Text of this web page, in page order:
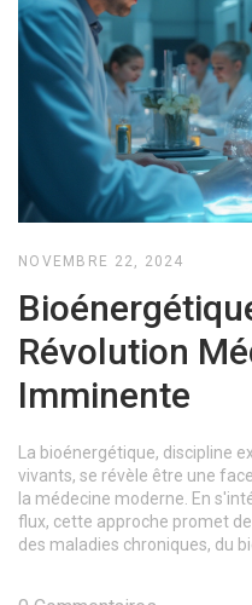
NOVEMBRE 22, 2024
Révolution
Imminente
La bioénergétique, discipline
vivants, se révèle être une
la médecine moderne. En
flux, cette approche promet
des maladies chroniques, du